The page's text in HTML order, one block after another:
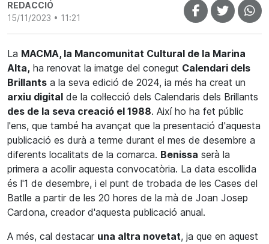
REDACCIÓ
15/11/2023 • 11:21
La MACMA, la Mancomunitat Cultural de la Marina
Alta, ha renovat la imatge del conegut Calendari dels
Brillants a la seva edició de 2024, ia més ha creat un
arxiu digital de la col·lecció dels Calendaris dels Brillants
des de la seva creació el 1988. Així ho ha fet públic
l'ens, que també ha avançat que la presentació d'aquesta
publicació es durà a terme durant el mes de desembre a
diferents localitats de la comarca. Benissa serà la
primera a acollir aquesta convocatòria. La data escollida
és l'1 de desembre, i el punt de trobada de les Cases del
Batlle a partir de les 20 hores de la mà de Joan Josep
Cardona, creador d'aquesta publicació anual.
A més, cal destacar una altra novetat, ja que en aquest